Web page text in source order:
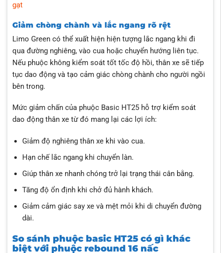
gạt
Giảm chòng chành và lắc ngang rõ rệt
Limo Green có thể xuất hiện hiện tượng lắc ngang khi đi
qua đường nghiêng, vào cua hoặc chuyển hướng liên tục.
Nếu phuộc không kiểm soát tốt tốc độ hồi, thân xe sẽ tiếp
tục dao động và tạo cảm giác chòng chành cho người ngồi
bên trong.
Mức giảm chấn của phuộc Basic HT25 hỗ trợ kiểm soát
dao động thân xe từ đó mang lại các lợi ích:
Giảm độ nghiêng thân xe khi vào cua.
Hạn chế lắc ngang khi chuyển làn.
Giúp thân xe nhanh chóng trở lại trạng thái cân bằng.
Tăng độ ổn định khi chở đủ hành khách.
Giảm cảm giác say xe và mệt mỏi khi di chuyển đường
dài.
So sánh phuộc basic HT25 có gì khác
biệt với phuộc rebound 16 nấc